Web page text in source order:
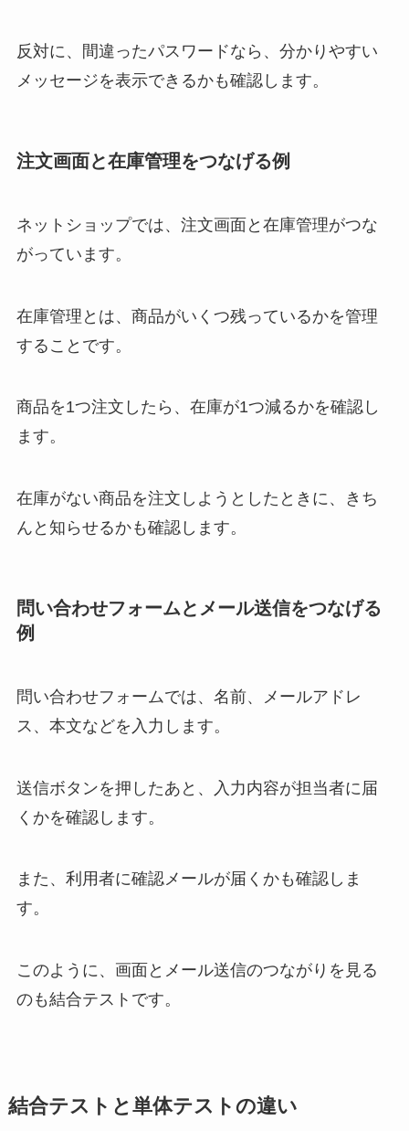
反対に、間違ったパスワードなら、分かりやすい
メッセージを表示できるかも確認します。
注文画面と在庫管理をつなげる例
ネットショップでは、注文画面と在庫管理がつな
がっています。
在庫管理とは、商品がいくつ残っているかを管理
することです。
商品を1つ注文したら、在庫が1つ減るかを確認し
ます。
在庫がない商品を注文しようとしたときに、きち
んと知らせるかも確認します。
問い合わせフォームとメール送信をつなげる
例
問い合わせフォームでは、名前、メールアドレ
ス、本文などを入力します。
送信ボタンを押したあと、入力内容が担当者に届
くかを確認します。
また、利用者に確認メールが届くかも確認しま
す。
このように、画面とメール送信のつながりを見る
のも結合テストです。
結合テストと単体テストの違い